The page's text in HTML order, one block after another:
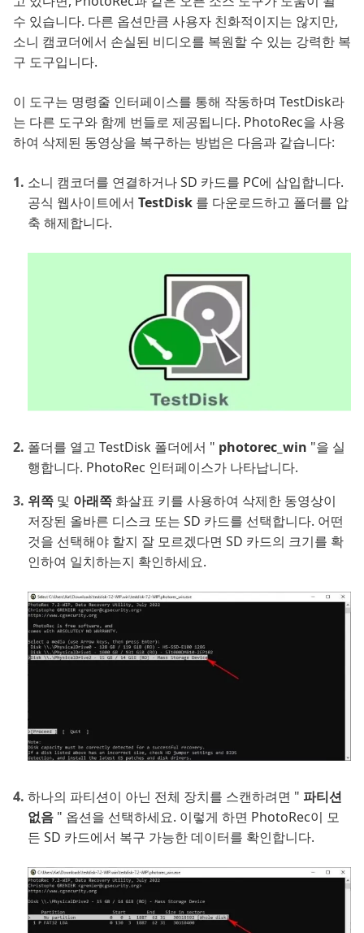
수 있습니다. 다른 옵션만큼 사용자 친화적이지는 않지만,
소니 캠코더에서 손실된 비디오를 복원할 수 있는 강력한 복
구 도구입니다.
이 도구는 명령줄 인터페이스를 통해 작동하며 TestDisk라
는 다른 도구와 함께 번들로 제공됩니다. PhotoRec을 사용
하여 삭제된 동영상을 복구하는 방법은 다음과 같습니다:
소니 캠코더를 연결하거나 SD 카드를 PC에 삽입합니다.
공식 웹사이트에서 TestDisk 를 다운로드하고 폴더를 압
축 해제합니다.
폴더를 열고 TestDisk 폴더에서 " photorec_win "을 실
행합니다. PhotoRec 인터페이스가 나타납니다.
위쪽 및 아래쪽 화살표 키를 사용하여 삭제한 동영상이
저장된 올바른 디스크 또는 SD 카드를 선택합니다. 어떤
것을 선택해야 할지 잘 모르겠다면 SD 카드의 크기를 확
인하여 일치하는지 확인하세요.
하나의 파티션이 아닌 전체 장치를 스캔하려면 " 파티션
없음 " 옵션을 선택하세요. 이렇게 하면 PhotoRec이 모
든 SD 카드에서 복구 가능한 데이터를 확인합니다.